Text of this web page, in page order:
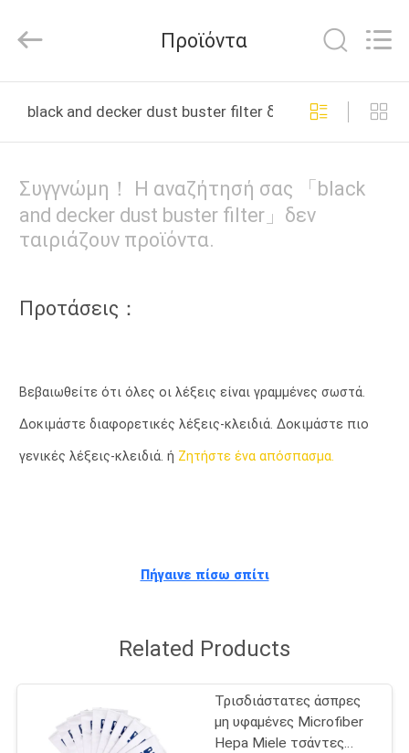
ΠΕΡΊΠΟΥ
ΕΜΕΊΣ
ΓΎΡΟΣ
ΠΟΙΟΤΙΚΌΣ
ΈΛΕΓΧΟΣ
ΈΝΑ
ΑΠΌΣΠΑΣΜΑ
Rights
by
Προϊόντα
black and decker dust buster filter διαδικτυακή
Συγγνώμη！ Η αναζήτησή σας 「black
and decker dust buster filter」δεν
ταιριάζουν προϊόντα.
Προτάσεις：
Βεβαιωθείτε ότι όλες οι λέξεις είναι γραμμένες σωστά.
Δοκιμάστε διαφορετικές λέξεις-κλειδιά. Δοκιμάστε πιο
γενικές λέξεις-κλειδιά. ή Ζητήστε ένα απόσπασμα.
Πήγαινε πίσω σπίτι
Related Products
Τρισδιάστατες άσπρες
μη υφαμένες Microfiber
Hepa Miele τσάντες